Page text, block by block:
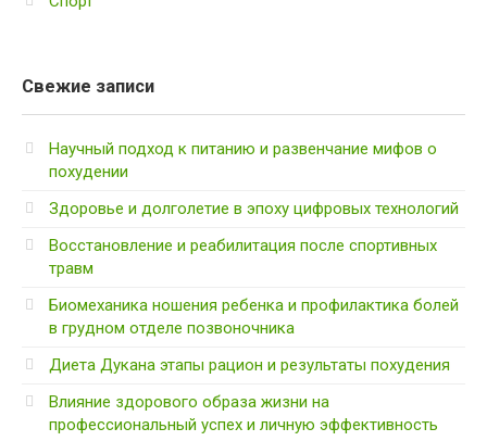
Свежие записи
Научный подход к питанию и развенчание мифов о
похудении
Здоровье и долголетие в эпоху цифровых технологий
Восстановление и реабилитация после спортивных
травм
Биомеханика ношения ребенка и профилактика болей
в грудном отделе позвоночника
Диета Дукана этапы рацион и результаты похудения
Влияние здорового образа жизни на
профессиональный успех и личную эффективность